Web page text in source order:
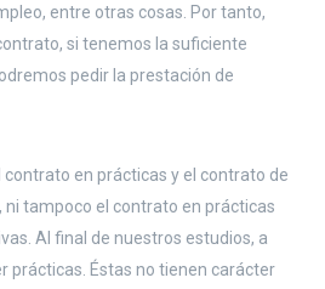
entre otras cosas. Por tanto,
si tenemos la suficiente
pedir la prestación de
contrato en prácticas y el contrato de
tampoco el contrato en prácticas
Al final de nuestros estudios, a
prácticas. Éstas no tienen carácter